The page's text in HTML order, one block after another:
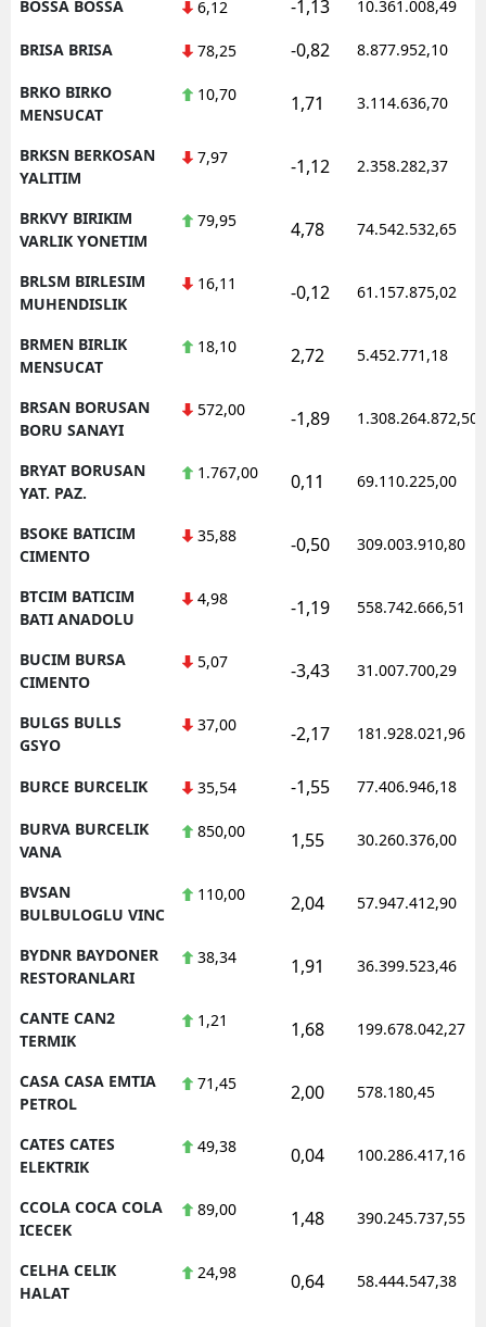
BOSSA BOSSA 6,12 -1,13 10.361.008,49
BRISA BRISA 78,25 -0,82 8.877.952,10
BRKO BIRKO
MENSUCAT
10,70 1,71 3.114.636,70
BRKSN BERKOSAN
YALITIM
7,97 -1,12 2.358.282,37
BRKVY BIRIKIM
VARLIK YONETIM
79,95 4,78 74.542.532,65
BRLSM BIRLESIM
MUHENDISLIK
16,11 -0,12 61.157.875,02
BRMEN BIRLIK
MENSUCAT
18,10 2,72 5.452.771,18
BRSAN BORUSAN
BORU SANAYI
572,00 -1,89 1.308.264.872,50
BRYAT BORUSAN
YAT. PAZ.
1.767,00 0,11 69.110.225,00
BSOKE BATICIM
CIMENTO
35,88 -0,50 309.003.910,80
BTCIM BATICIM
BATI ANADOLU
4,98 -1,19 558.742.666,51
BUCIM BURSA
CIMENTO
5,07 -3,43 31.007.700,29
BULGS BULLS
GSYO
37,00 -2,17 181.928.021,96
BURCE BURCELIK 35,54 -1,55 77.406.946,18
BURVA BURCELIK
VANA
850,00 1,55 30.260.376,00
BVSAN
BULBULOGLU VINC
110,00 2,04 57.947.412,90
BYDNR BAYDONER
RESTORANLARI
38,34 1,91 36.399.523,46
CANTE CAN2
TERMIK
1,21 1,68 199.678.042,27
CASA CASA EMTIA
PETROL
71,45 2,00 578.180,45
CATES CATES
ELEKTRIK
49,38 0,04 100.286.417,16
CCOLA COCA COLA
ICECEK
89,00 1,48 390.245.737,55
CELHA CELIK
HALAT
24,98 0,64 58.444.547,38